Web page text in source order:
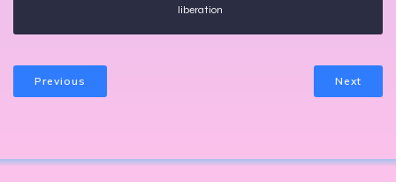
liberation
Previous Next